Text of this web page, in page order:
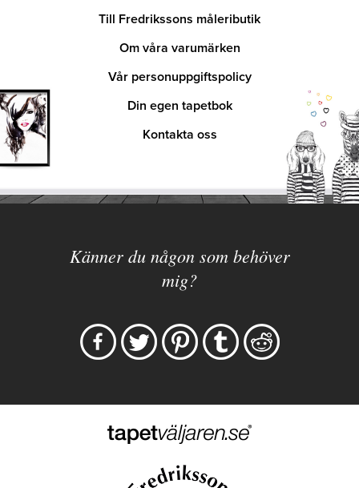
Till Fredrikssons måleributik
Om våra varumärken
Vår personuppgiftspolicy
Din egen tapetbok
Kontakta oss
Känner du någon som behöver
mig?